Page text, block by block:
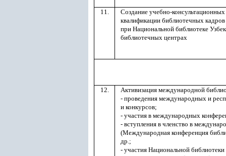
11.
Создание учебно-
квалификации библиотечных
при Национальной библиотеке
библиотечных центрах
12.
Активизация международной
- проведения международных и
и конкурсов;
- участия в международных
- вступления в членство в
(Международная конференция
др.;
- участия Национальной